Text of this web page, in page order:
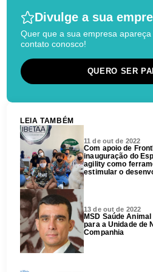
Divulge a sua
Quer que a sua empresa
contato conosco!
QUERO SER
LEIA TAMBÉM
11 de out de 2022
Com apoio de
inauguração do
agility como
estimular o
13 de out de 2022
MSD Saúde
para a Unidade de
Companhia